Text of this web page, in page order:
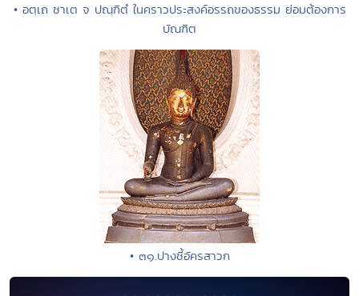
• อตฺเถ ชาเต จ ปณฺฑิตํ ในคราวประสงค์อรรถของธรรม ย่อมต้องการ
บัณฑิต
• ๓๑.ปางชี้อัครสาวก